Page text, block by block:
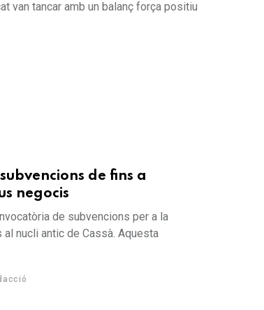
van tancar amb un balanç força positiu
de fins a
negocis
de subvencions per a la
nucli antic de Cassà. Aquesta